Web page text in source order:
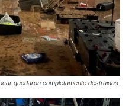
quedaron completamente destruidas.